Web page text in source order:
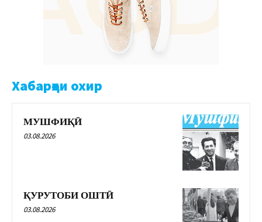
Хабарҳои охир
МУШФИҚӢ
03.08.2026
ҚУРУТОБИ ОШТӢ
03.08.2026